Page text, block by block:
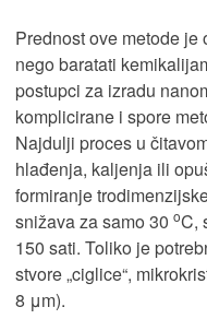
Prednost ove metode je
nego baratati
postupci za izradu
komplicirane i spore
Najdulji proces u
hlađenja, kaljenja ili
formiranje
snižava za samo 30 oC,
150 sati. Toliko je
stvore „ciglice“,
8 μm).